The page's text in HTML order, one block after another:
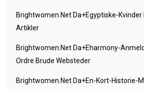
Brightwomen.net Da+egyptiske-Kvinder
Artikler
Brightwomen.net Da+eharmony-
Ordre Brude Websteder
Brightwomen.net Da+en-Kort-Historie-